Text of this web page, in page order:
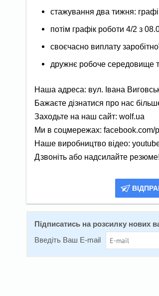
стажування два тижня:
потім графік роботи 4/2 з
своєчасно виплату
дружнє робоче середовище
Наша адреса: вул. Івана
Бажаєте дізнатися про нас
Заходьте на наш сайт: wolf.ua
Ми в соцмережах: facebook.com/
Наше виробництво відео:
Дзвоніть або надсилайте
Підписатись на розсилку нових
Введіть Ваш E-mail